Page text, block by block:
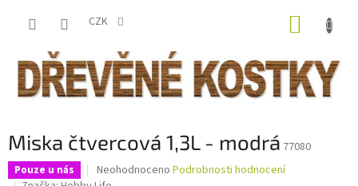
CZK
Miska čtvercová 1,3L - modrá 77080
Pouze u nás
Průměrné
Neohodnoceno Podrobnosti hodnocení